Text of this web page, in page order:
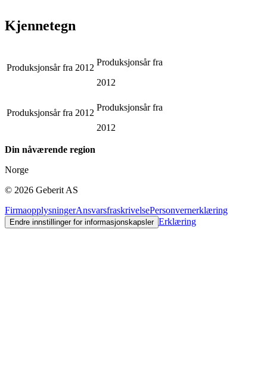
Kjennetegn
Produksjonsår fra 2012
Produksjonsår fra
2012
Produksjonsår fra 2012
Produksjonsår fra
2012
Din nåværende region
Norge
© 2026 Geberit AS
FirmaopplysningerAnsvarsfraskrivelsePersonvernerklæring
Endre innstillinger for informasjonskapsler Erklæring